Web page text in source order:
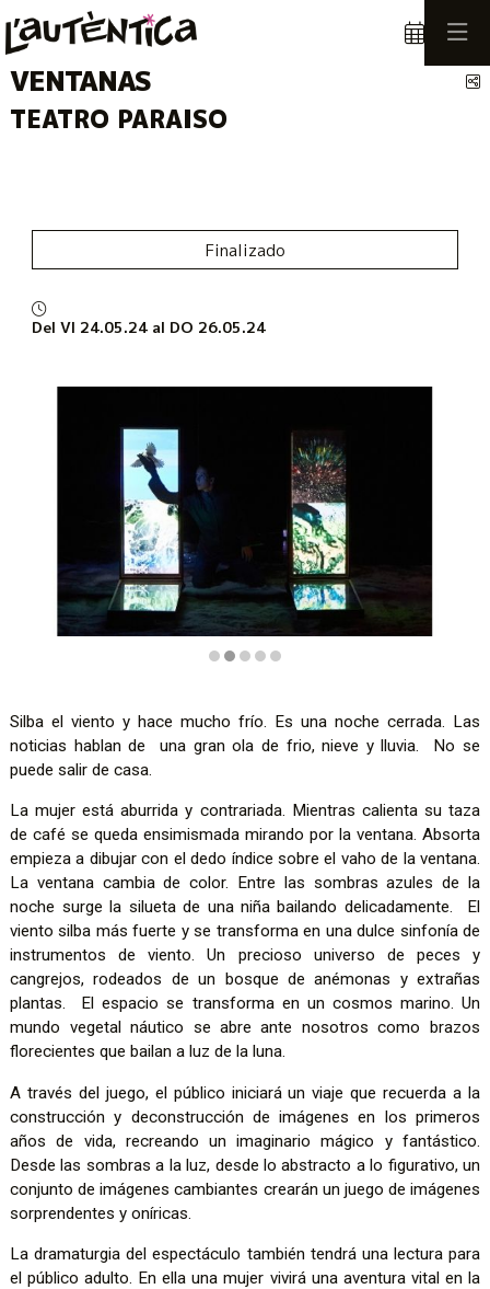
VENTANAS
TEATRO PARAISO
Finalizado
Del VI 24.05.24 al DO 26.05.24
Silba el viento y hace mucho frío. Es una noche cerrada. Las
noticias hablan de una gran ola de frio, nieve y lluvia. No se
puede salir de casa.
La mujer está aburrida y contrariada. Mientras calienta su taza
de café se queda ensimismada mirando por la ventana. Absorta
empieza a dibujar con el dedo índice sobre el vaho de la ventana.
La ventana cambia de color. Entre las sombras azules de la
noche surge la silueta de una niña bailando delicadamente. El
viento silba más fuerte y se transforma en una dulce sinfonía de
instrumentos de viento. Un precioso universo de peces y
cangrejos, rodeados de un bosque de anémonas y extrañas
plantas. El espacio se transforma en un cosmos marino. Un
mundo vegetal náutico se abre ante nosotros como brazos
florecientes que bailan a luz de la luna.
A través del juego, el público iniciará un viaje que recuerda a la
construcción y deconstrucción de imágenes en los primeros
años de vida, recreando un imaginario mágico y fantástico.
Desde las sombras a la luz, desde lo abstracto a lo figurativo, un
conjunto de imágenes cambiantes crearán un juego de imágenes
sorprendentes y oníricas.
La dramaturgia del espectáculo también tendrá una lectura para
el público adulto. En ella una mujer vivirá una aventura vital en la